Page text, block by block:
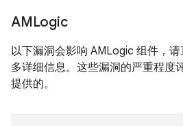
AMLogic
以下漏洞会影响 AMLogic 组件，
多详细信息。这些漏洞的严重程度
提供的。